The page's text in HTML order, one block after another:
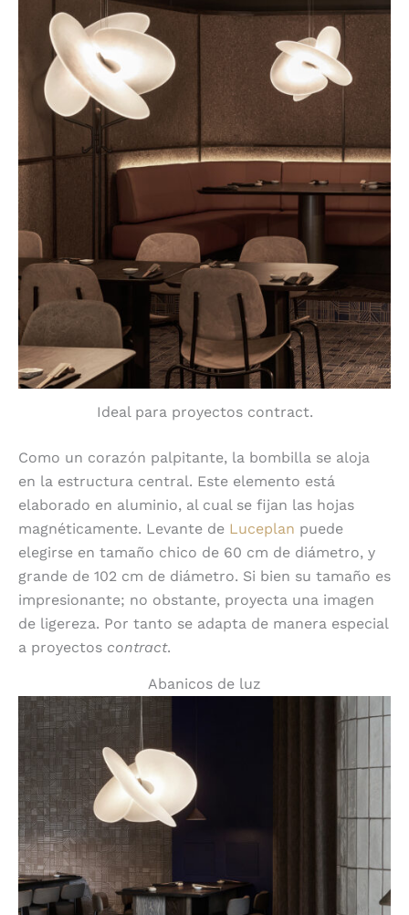
Ideal para proyectos contract.
Como un corazón palpitante, la bombilla se aloja
en la estructura central. Este elemento está
elaborado en aluminio, al cual se fijan las hojas
magnéticamente. Levante de Luceplan puede
elegirse en tamaño chico de 60 cm de diámetro, y
grande de 102 cm de diámetro. Si bien su tamaño es
impresionante; no obstante, proyecta una imagen
de ligereza. Por tanto se adapta de manera especial
a proyectos contract.
Abanicos de luz